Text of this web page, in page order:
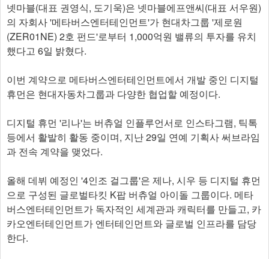
넷마블(대표 권영식, 도기욱)은 넷마블에프앤씨(대표 서우원)
의 자회사 '메타버스엔터테인먼트'가 현대차그룹 '제로원
(ZER01NE) 2호 펀드'로부터 1,000억원 밸류의 투자를 유치
했다고 6일 밝혔다.
이번 계약으로 메타버스엔터테인먼트에서 개발 중인 디지털
휴먼은 현대자동차그룹과 다양한 협업할 예정이다.
디지털 휴먼 '리나'는 버츄얼 인플루언서로 인스타그램, 틱톡
등에서 활발히 활동 중이며, 지난 29일 연예 기획사 써브라임
과 전속 계약을 맺었다.
올해 데뷔 예정인 '4인조 걸그룹'은 제나, 시우 등 디지털 휴먼
으로 구성된 글로벌타킷 K팝 버츄얼 아이돌 그룹이다. 메타
버스엔터테인먼트가 독자적인 세계관과 캐릭터를 만들고, 카
카오엔터테인먼트가 엔터테인먼트와 글로벌 인프라를 담당
한다.